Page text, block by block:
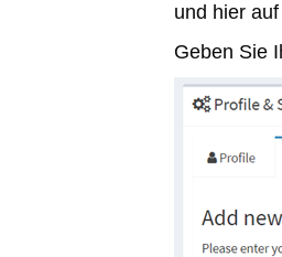
und hier
Geben Sie